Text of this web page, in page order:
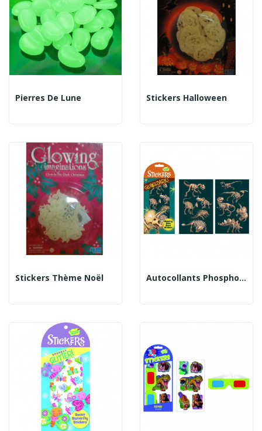
Pierres De Lune Stickers Halloween
Stickers Thème Noël Autocollants Phospho Dino